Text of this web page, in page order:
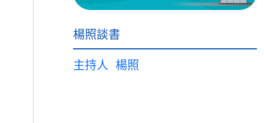
楊照談書
主持人 楊照